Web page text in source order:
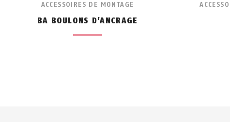
ACCESSOIRES DE MONTAGE
BA BOULONS D’ANCRAGE